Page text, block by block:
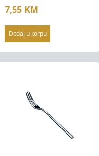
7,55 KM
Dodaj u korpu